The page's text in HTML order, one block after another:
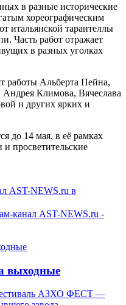
в разные исторические
хореографическим
итальянской тарантеллы
Часть работ отражает
в разных уголках
работы Альберта Пейна,
Климова, Вячеслава
и других ярких и
до 14 мая, в её рамках
и просветительские
AST-NEWS.ru в
канал AST-NEWS.ru -
выходные